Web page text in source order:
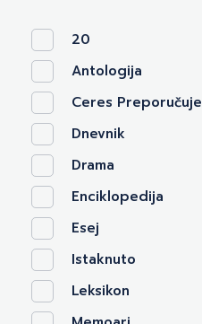
20
Antologija
Ceres Preporučuje
Dnevnik
Drama
Enciklopedija
Esej
Istaknuto
Leksikon